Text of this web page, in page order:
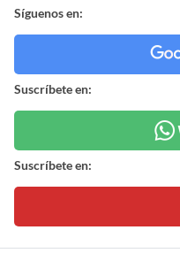
Síguenos en:
Suscríbete en:
Suscríbete en: